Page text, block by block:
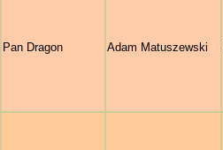
Pan Dragon Adam Matuszewski